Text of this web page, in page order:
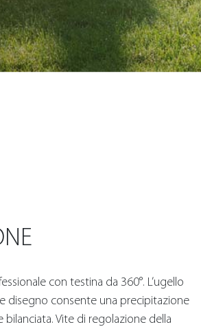
con testina da 360°. L’ugello
disegno consente una precipitazione
bilanciata. Vite di regolazione della